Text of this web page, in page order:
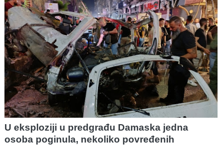
U eksploziji u predgrađu Damaska jedna
osoba poginula, nekoliko povređenih